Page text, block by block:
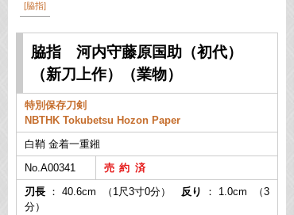
脇指
脇指 河内守藤原国助（初代）
（新刀上作）（業物）
特別保存刀剣
NBTHK Tokubetsu Hozon Paper
白鞘 金着一重鎺
No.A00341
刃長 ： 40.6cm （1尺3寸0分） 反り
： 1.0cm （3
分）